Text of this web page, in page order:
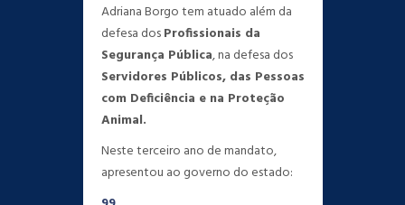
Adriana Borgo tem atuado além da
defesa dosProfissionais da
Segurança Pública, na defesa dos
Servidores Públicos, das Pessoas
com Deficiência e na Proteção
Animal.
Neste terceiro ano de mandato,
apresentou ao governo do estado: